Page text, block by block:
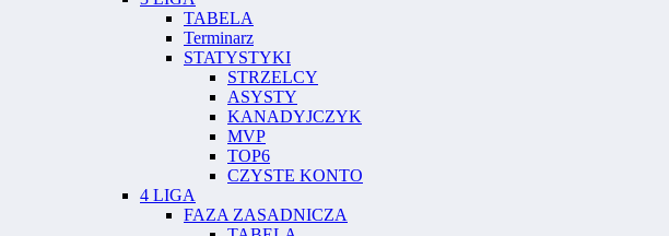
TABELA
Terminarz
STATYSTYKI
STRZELCY
ASYSTY
KANADYJCZYK
MVP
TOP6
CZYSTE KONTO
4 LIGA
FAZA ZASADNICZA